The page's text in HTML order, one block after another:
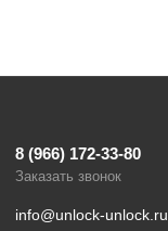
8 (966) 172-33-80
Заказать звонок
info@unlock-unlock.ru